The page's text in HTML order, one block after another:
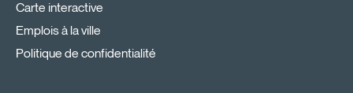
Carte interactive
Emplois à la ville
Politique de confidentialité